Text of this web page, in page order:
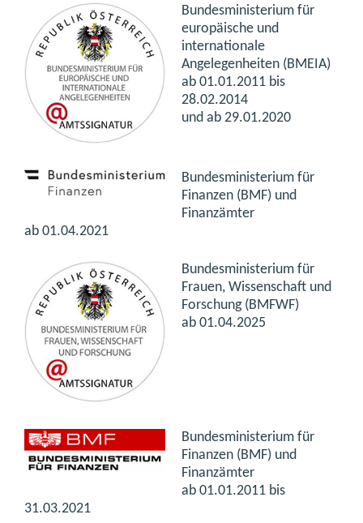
Bundesministerium für
europäische und
internationale
Angelegenheiten (BMEIA)
ab 01.01.2011 bis
28.02.2014
und ab 29.01.2020
Bundesministerium für
Finanzen (BMF) und
Finanzämter
ab 01.04.2021
Bundesministerium für
Frauen, Wissenschaft und
Forschung (BMFWF)
ab 01.04.2025
Bundesministerium für
Finanzen (BMF) und
Finanzämter
ab 01.01.2011 bis
31.03.2021